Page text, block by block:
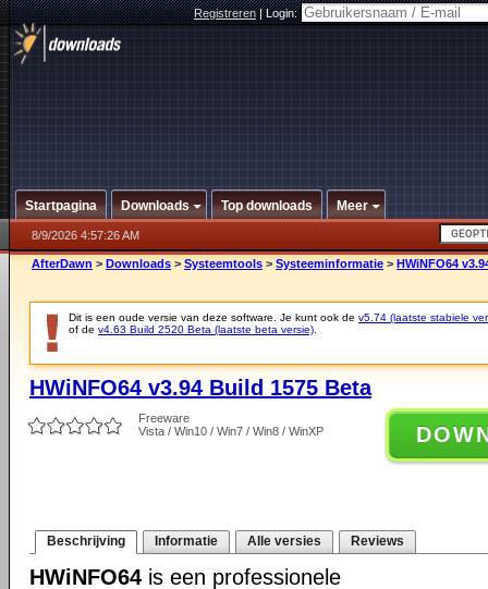
Registreren|Login:
Startpagina Downloads Top downloads Meer
8/9/2026 4:57:26 AM
AfterDawn > Downloads > Systeemtools > Systeeminformatie > HWiNFO64
Dit is een oude versie van deze software. Je kunt ook de v5.74 (laatste stabiele
of de v4.63 Build 2520 Beta (laatste beta versie)
HWiNFO64 v3.94 Build 1575 Beta
Freeware
Vista / Win10 / Win7 / Win8 / WinXP
Beschrijving Informatie Alle versies Reviews
HWiNFO64 is een professionele